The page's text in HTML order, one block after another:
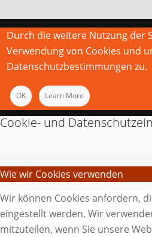
Durch die weitere Nutzung der
Verwendung von Cookies und
Datenschutzbestimmungen zu.
OK Learn More
Cookie- und
Wie wir Cookies verwenden
Wir können Cookies anfordern,
eingestellt werden. Wir
mitzuteilen, wenn Sie unsere